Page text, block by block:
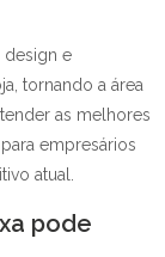
design e
tornando a área
as melhores
empresários
atual.
pode